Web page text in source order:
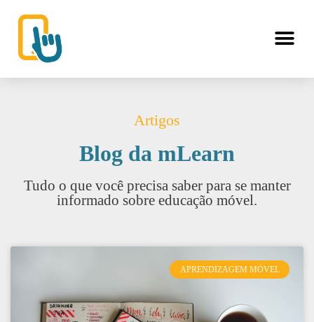
Artigos
Blog da mLearn
Tudo o que você precisa saber para se manter
informado sobre educação móvel.
APRENDIZAGEM MÓVEL